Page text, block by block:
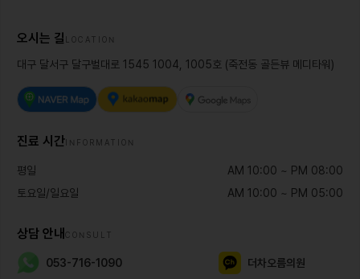
오시는 길 LOCATION
대구 달서구 달구벌대로 1545 1004, 1005호 (죽전동 골든뷰 메디타워)
진료 시간 INFORMATION
평일
AM 10:00 ~ PM 08:00
토요일/일요일
AM 10:00 ~ PM 05:00
상담 안내 CONSULT
053-716-1090 더차오름의원